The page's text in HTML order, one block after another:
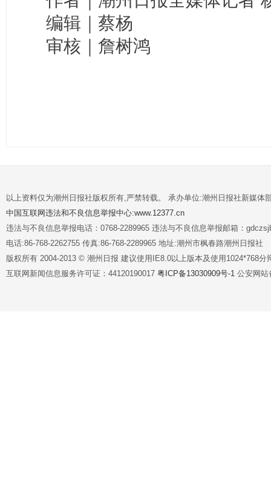
编辑｜蔡杨
审核｜詹树鸿
以上资料仅为潮州日报社版权所有,严禁转载。 承办单位:潮州日报社新媒体
中国互联网违法和不良信息举报中心:www.12377.cn
违法与不良信息举报电话：0768-2289965 违法与不良信息举报邮箱：
电话:86-768-2262755 传真:86-768-2289965 地址:潮州市枫春路潮州日报社
版权所有 2004-2013 © 潮州日报 建议使用IE8.0以上版本及使用1024*768分
互联网新闻信息服务许可证：44120190017 粤ICP备13030909号-1 公安网站